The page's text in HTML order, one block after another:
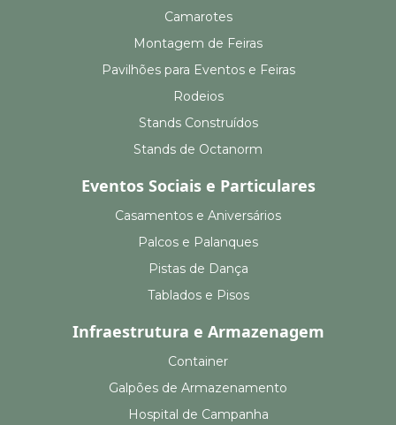
Camarotes
Montagem de Feiras
Pavilhões para Eventos e Feiras
Rodeios
Stands Construídos
Stands de Octanorm
Eventos Sociais e Particulares
Casamentos e Aniversários
Palcos e Palanques
Pistas de Dança
Tablados e Pisos
Infraestrutura e Armazenagem
Container
Galpões de Armazenamento
Hospital de Campanha